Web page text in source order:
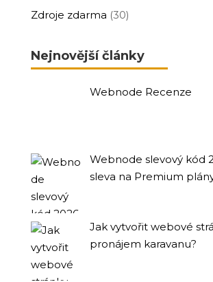
Zdroje zdarma (30)
Nejnovější články
Webnode Recenze
Webnode slevový kód
sleva na Premium
Jak vytvořit webové
pronájem karavanu?